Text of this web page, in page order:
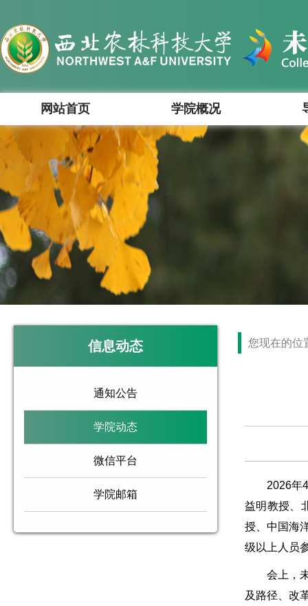
网站首页 学院概况
信息动态
通知公告
学院动态
微信平台
学院邮箱
您现在的位
2026年
益明教授、
授、中国海
级以上人员
会上，
及路径、改